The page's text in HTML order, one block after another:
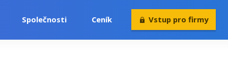
Společnosti Ceník Vstup pro firmy